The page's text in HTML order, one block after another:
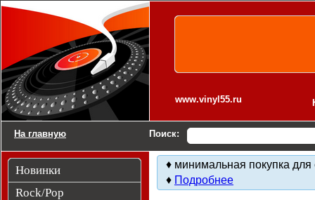
www.vinyl55.ru
На главную Поиск:
Новинки
Rock/Pop
♦ минимальная покупка для
♦ Подробнее